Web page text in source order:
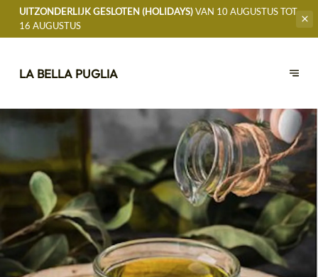
UITZONDERLIJK GESLOTEN (HOLIDAYS)VAN 10 AUGUSTUS TOT
16 AUGUSTUS
LA BELLA PUGLIA